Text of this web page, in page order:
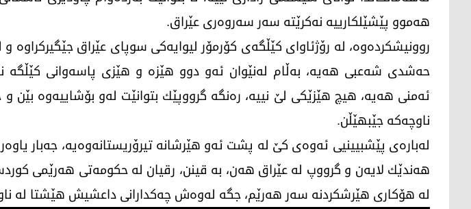
هه‌موو پێشێلكارییه‌ نه‌كرێته‌ سه‌ر سه‌روه‌ری عێراق.
روونیشكرده‌وه‌، له‌ رۆژئاوای كێڵگه‌ی كۆرمۆر لیوایه‌كی سوپای عێراق
حه‌شدی شه‌عبی هه‌یه‌، به‌ڵام له‌نێوان ئه‌و دوو هێزه‌ و هێزی پاسه‌وانی كێڵگه‌
ئه‌منی هه‌یه‌، هیچ هێزێكی لێ نییه‌، ره‌نگه‌ گرووپێك بتوانێت له‌و بۆشاییه‌وه‌ بێن
ناوچه‌كه‌ جێبهێڵن.
له‌باره‌ی پێشبیینیی ئه‌وه‌ی كێ له‌ پشت ئه‌و هێرشانه‌ تیرۆریستانه‌وه‌یه‌، جه‌بار
هه‌ندێك لایه‌ن و گرووپ له‌ عێراق هه‌ن، به‌ قینن، رقیان له‌ حكومه‌تی هه‌رێمی
له‌ هۆكاری هێرشكردنه‌ سه‌ر هه‌رێم، جگه‌ له‌وه‌ش چه‌كدارانی داعشیش هێشتا له‌